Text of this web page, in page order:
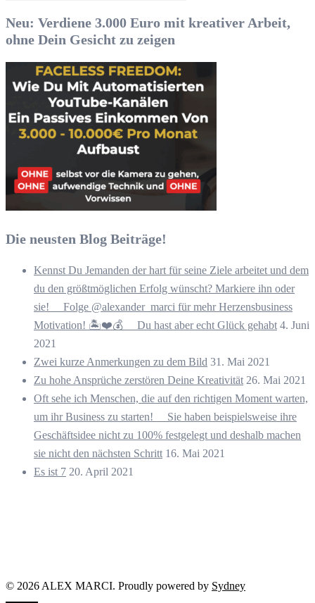
Neu: Verdiene 3.000 Euro mit kreativer Arbeit,
ohne Dein Gesicht zu zeigen
Die neusten Blog Beiträge!
Kennst Du Jemanden der hart für seine Ziele arbeitet und dem
du den größtmöglichen Erfolg wünscht? Markiere ihn oder
sie! ⠀ Folge @alexander_marci für mehr Herzensbusiness
Motivation! 🏝️❤️💰 ⠀ Du hast aber echt Glück gehabt 4. Juni
2021
Zwei kurze Anmerkungen zu dem Bild 31. Mai 2021
Zu hohe Ansprüche zerstören Deine Kreativität 26. Mai 2021
Oft sehe ich Menschen, die auf den richtigen Moment warten,
um ihr Business zu starten! ⠀ Sie haben beispielsweise ihre
Geschäftsidee nicht zu 100% festgelegt und deshalb machen
sie nicht den nächsten Schritt 16. Mai 2021
Es ist 7 20. April 2021
© 2026 ALEX MARCI. Proudly powered by Sydney